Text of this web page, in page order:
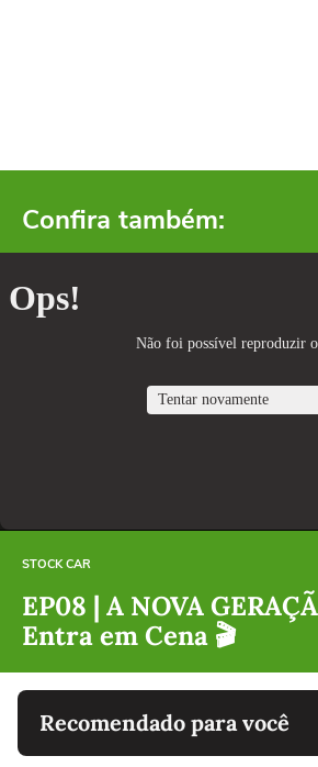
Confira também:
STOCK CAR
EP08 | A NOVA
Entra em Cena 🎬
Recomendado para você